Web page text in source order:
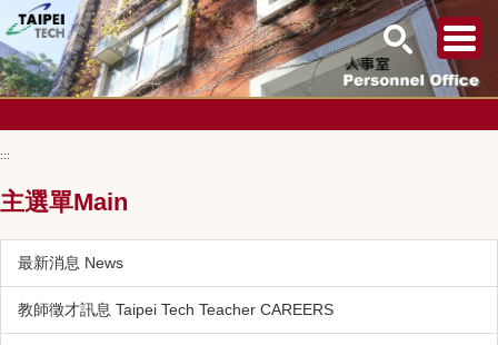
到
內
區
:::
主選單Main
最新消息 News
教師徵才訊息 Taipei Tech Teacher CAREERS